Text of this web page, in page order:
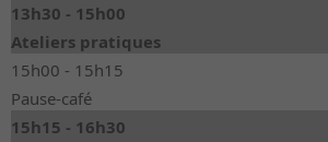
13h30 - 15h00
Ateliers pratiques
15h00 - 15h15
Pause-café
15h15 - 16h30